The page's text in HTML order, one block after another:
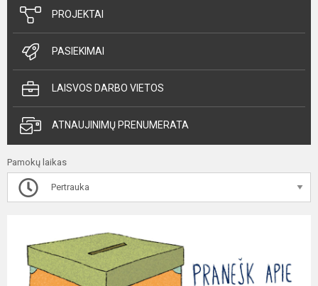
PROJEKTAI
PASIEKIMAI
LAISVOS DARBO VIETOS
ATNAUJINIMŲ PRENUMERATA
Pamokų laikas
Pertrauka